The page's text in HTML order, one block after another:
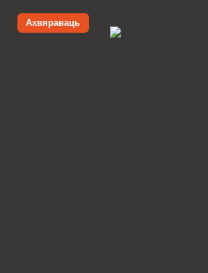
Ахвяраваць